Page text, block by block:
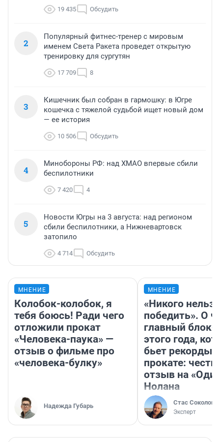
19 435 Обсудить
2
Популярный фитнес-тренер с мировым
именем Света Ракета проведет открытую
тренировку для сургутян
17 709 8
3
Кишечник был собран в гармошку: в Югре
кошечка с тяжелой судьбой ищет новый дом
— ее история
10 506 Обсудить
4
Минобороны РФ: над ХМАО впервые сбили
беспилотники
7 420 4
5
Новости Югры на 3 августа: над регионом
сбили беспилотники, а Нижневартовск
затопило
4 714 Обсудить
МНЕНИЕ
Колобок-колобок, я
тебя боюсь! Ради чего
отложили прокат
«Человека-паука» —
отзыв о фильме про
«человека-булку»
Надежда Губарь
МНЕНИЕ
«Никого нельзя
победить». О
главный
этого года,
бьет рекорды в
прокате:
отзыв на
Нолана
Стас Соколов
Эксперт